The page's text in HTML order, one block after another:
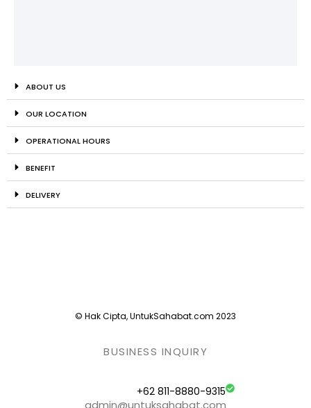
ABOUT US
OUR LOCATION
OPERATIONAL HOURS
BENEFIT
DELIVERY
© Hak Cipta, UntukSahabat.com 2023
BUSINESS INQUIRY
+62 811-8880-9315
admin@untuksahabat.com